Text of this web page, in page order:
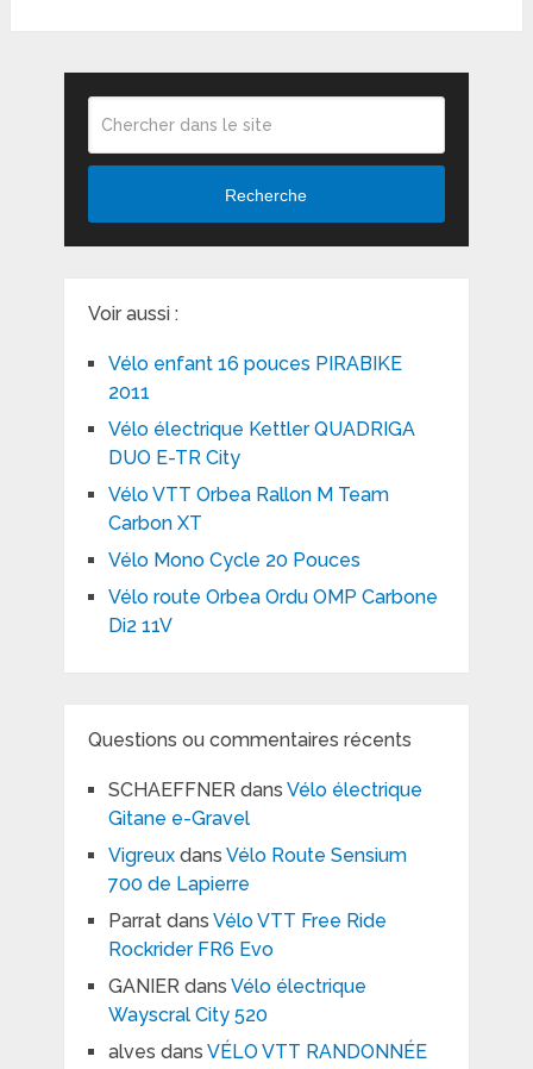
Recherche
Voir aussi :
Vélo enfant 16 pouces PIRABIKE
2011
Vélo électrique Kettler QUADRIGA
DUO E-TR City
Vélo VTT Orbea Rallon M Team
Carbon XT
Vélo Mono Cycle 20 Pouces
Vélo route Orbea Ordu OMP Carbone
Di2 11V
Questions ou commentaires récents
SCHAEFFNERdans Vélo électrique
Gitane e-Gravel
Vigreuxdans Vélo Route Sensium
700 de Lapierre
Parratdans Vélo VTT Free Ride
Rockrider FR6 Evo
GANIERdans Vélo électrique
Wayscral City 520
alves dans VÉLO VTT RANDONNÉE